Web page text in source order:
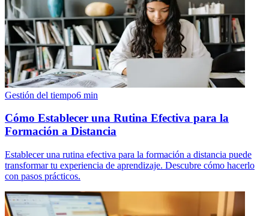
Gestión del tiempo6 min
Cómo Establecer una Rutina Efectiva para la
Formación a Distancia
Establecer una rutina efectiva para la formación a distancia puede
transformar tu experiencia de aprendizaje. Descubre cómo hacerlo
con pasos prácticos.